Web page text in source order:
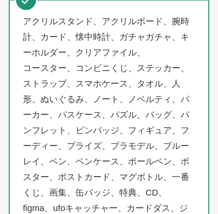
アクリルスタンド、アクリルボード、腕時
計、カード、懐中時計、ガチャガチャ、キ
ーホルダー、クリアファイル、
コースター、コンビニくじ、ステッカー、
ストラップ、スマホケース、タオル、人
形、ぬいぐるみ、ノート、ノベルティ、パ
ーカー、パスケース、パズル、バッグ、パ
ンフレット、ピンバッジ、フィギュア、フ
ーディー、プライズ、プラモデル、ブルー
レイ、ペン、ペンケース、ボールペン、ポ
スター、ポストカード、マグボトル、一番
くじ、画集、缶バッジ、特典、CD、
figma、ufoキャッチャー、カードダス、ジ